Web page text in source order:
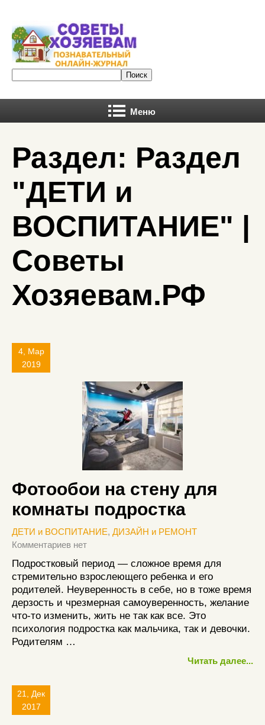
Меню
Раздел: Раздел
"ДЕТИ и
ВОСПИТАНИЕ" |
Советы
Хозяевам.РФ
4, Мар
2019
Фотообои на стену для
комнаты подростка
ДЕТИ и ВОСПИТАНИЕ, ДИЗАЙН и РЕМОНТ
Комментариев нет
Подростковый период — сложное время для
стремительно взрослеющего ребенка и его
родителей. Неуверенность в себе, но в тоже время
дерзость и чрезмерная самоуверенность, желание
что-то изменить, жить не так как все. Это
психология подростка как мальчика, так и девочки.
Родителям …
Читать далее...
21, Дек
2017